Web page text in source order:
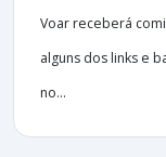
Voar receberá
alguns dos links e
no...